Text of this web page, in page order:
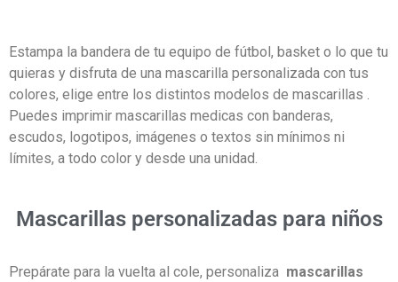
Estampa la bandera de tu equipo de fútbol, basket o lo que tu
quieras y disfruta de una mascarilla personalizada con tus
colores, elige entre los distintos modelos de mascarillas .
Puedes imprimir mascarillas medicas con banderas,
escudos, logotipos, imágenes o textos sin mínimos ni
límites, a todo color y desde una unidad.
Mascarillas personalizadas para niños
Prepárate para la vuelta al cole, personaliza mascarillas